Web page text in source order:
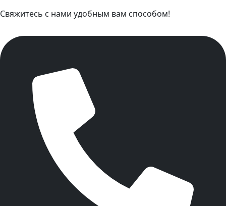
Свяжитесь с нами удобным вам способом!